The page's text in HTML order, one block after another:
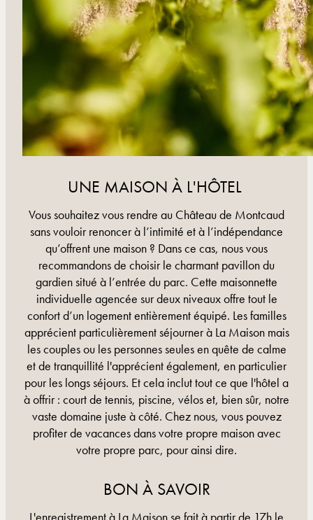
UNE MAISON À L'HÔTEL
Vous souhaitez vous rendre au Château de Montcaud
sans vouloir renoncer à l’intimité et à l’indépendance
qu’offrent une maison ? Dans ce cas, nous vous
recommandons de choisir le charmant pavillon du
gardien situé à l’entrée du parc. Cette maisonnette
individuelle agencée sur deux niveaux offre tout le
confort d’un logement entièrement équipé. Les familles
apprécient particulièrement séjourner à La Maison mais
les couples ou les personnes seules en quête de calme
et de tranquillité l'apprécient également, en particulier
pour les longs séjours. Et cela inclut tout ce que l'hôtel a
à offrir : court de tennis, piscine, vélos et, bien sûr, notre
vaste domaine juste à côté. Chez nous, vous pouvez
profiter de vacances dans votre propre maison avec
votre propre parc, pour ainsi dire.
BON À SAVOIR